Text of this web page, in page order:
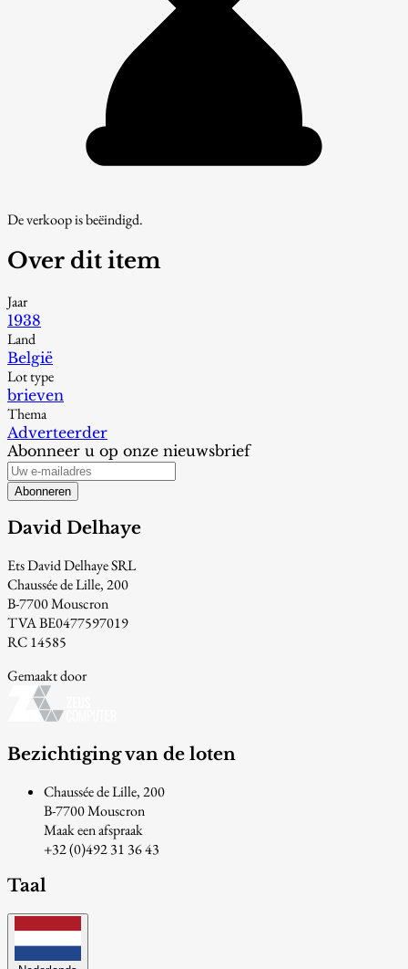
De verkoop is beëindigd.
Over dit item
Jaar
1938
Land
België
Lot type
brieven
Thema
Adverteerder
Abonneer u op onze nieuwsbrief
Abonneren
David Delhaye
Ets David Delhaye SRL
Chaussée de Lille, 200
B-7700 Mouscron
TVA BE0477597019
RC 14585
Gemaakt door
Bezichtiging van de loten
Chaussée de Lille, 200
B-7700 Mouscron
Maak een afspraak
+32 (0)492 31 36 43
Taal